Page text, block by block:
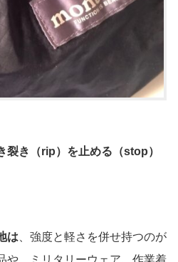
裂き（rip）を止める（stop）
は 、強度と軽さを併せ持つのが